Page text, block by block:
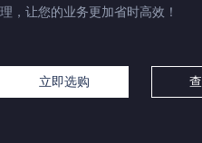
理，让您的业务更加省时高效！
立即选购